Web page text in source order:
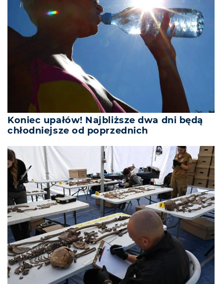
Koniec upałów! Najbliższe dwa dni będą
chłodniejsze od poprzednich